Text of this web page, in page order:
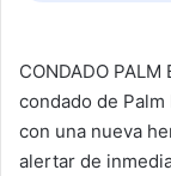
CONDADO
condado de
con una nueva
alertar de